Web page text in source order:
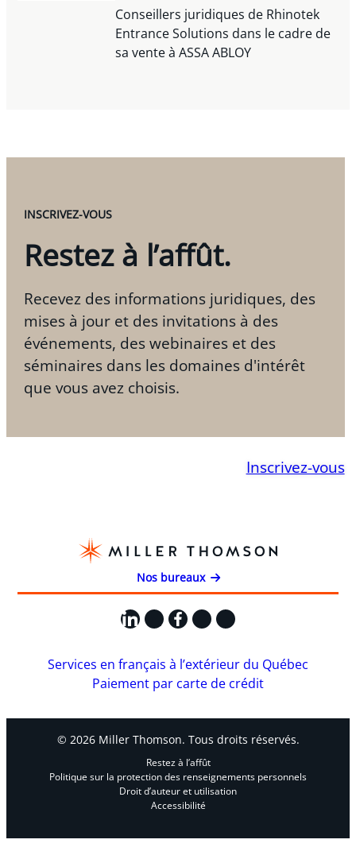
Conseillers juridiques de Rhinotek
Entrance Solutions dans le cadre de
sa vente à ASSA ABLOY
INSCRIVEZ-VOUS
Restez à l’affût.
Recevez des informations juridiques, des
mises à jour et des invitations à des
événements, des webinaires et des
séminaires dans les domaines d'intérêt
que vous avez choisis.
Inscrivez-vous
Nos bureaux
LinkedIn
X Facebook
Instagram
YouTube
Services en français à l’extérieur du Québec
Paiement par carte de crédit
© 2026 Miller Thomson. Tous droits réservés.
Restez à l’affût
Politique sur la protection des renseignements personnels
Droit d’auteur et utilisation
Accessibilité